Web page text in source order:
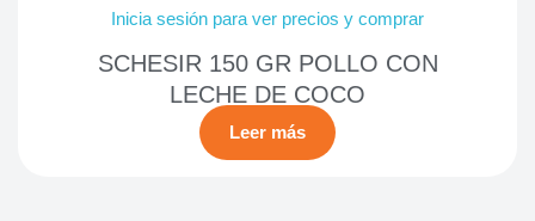
Inicia sesión para ver precios y comprar
SCHESIR 150 GR POLLO CON
LECHE DE COCO
Leer más